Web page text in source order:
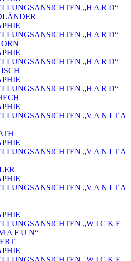
„H A R D“
„H A R D“
„H A R D“
„H A R D“
„V A N I T A
„V A N I T A
„V A N I T A
„W I C K E
A F U N“